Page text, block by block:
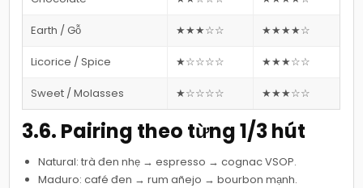
Earth / Gỗ ★★★☆☆ ★★★★☆
Licorice / Spice ★☆☆☆☆ ★★★☆☆
Sweet / Molasses ★☆☆☆☆ ★★★☆☆
3.6. Pairing theo từng 1/3 hút
Natural: trà đen nhẹ → espresso → cognac VSOP.
Maduro: café đen → rum añejo → bourbon mạnh.